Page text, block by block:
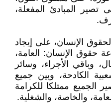
المبادئ المفعلة،
الإنسان، على إيجاد
حقوق الإنسان: العامة،
وباقي الأجراء، وسائر
الكادحة، وبين جميع
الجميع ممتلكا للكرامة
والخاصة، والشغلية.